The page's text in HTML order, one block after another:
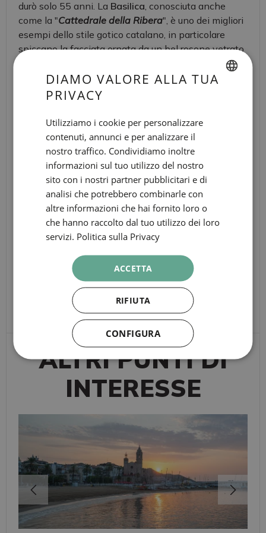
durò solo 55 anni. La Basilica , conosciuta anche
come la "Cattedrale della Ribera", è uno dei migliori
esempi dello stile gotico catalano, in particolare
spiccano la facciata ornata da un bel rosone vetrato
del XV secolo e, al suo interno, sobrie ed altissime
colonne situate ad ogni 13 metri di distanza, uno
spazio che non viene superato da nessun'altra
INFORMAZIONI
Plaça de Santa Maria, 1
10:00-20:30
10min
L4: Jaume I
TAGS
BASÍLICA DE SANTA MARIA DEL MAR
ALTRI PUNTI DI
INTERESSE
FRENCH
ITALIAN
RUSSIAN
DIAMO VALORE ALLA TUA
PRIVACY
Utilizziamo i cookie per personalizzare
contenuti, annunci e per analizzare il
nostro traffico. Condividiamo inoltre
informazioni sul tuo utilizzo del nostro
sito con i nostri partner pubblicitari e di
analisi che potrebbero combinarle con
altre informazioni che hai fornito loro o
che hanno raccolto dal tuo utilizzo dei loro
servizi. Politica sulla Privacy
ACCETTA
RIFIUTA
CONFIGURA